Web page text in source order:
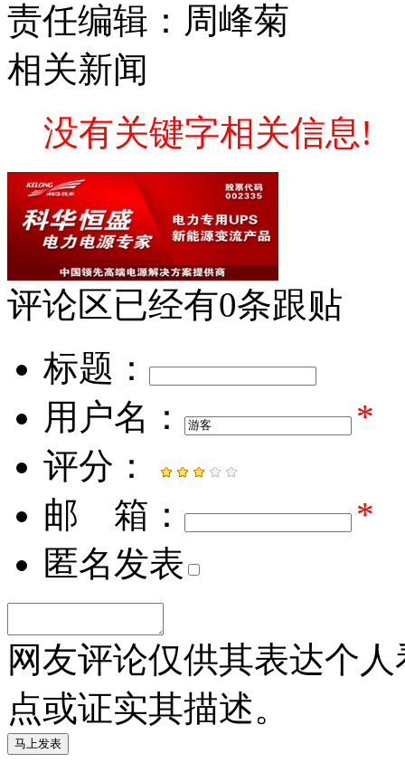
责任编辑：周峰菊
相关新闻
没有关键字相关信息!
评论区已经有0条跟贴
标题：
用户名：
*
评分：
邮 箱：
*
匿名发表
网友评论仅供其表达个
点或证实其描述。